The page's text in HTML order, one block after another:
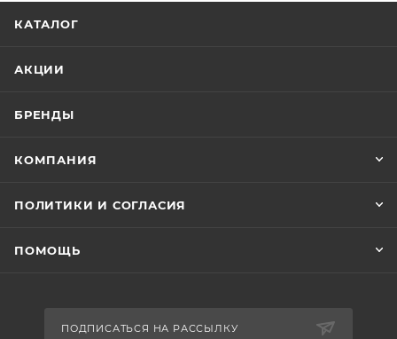
КАТАЛОГ
АКЦИИ
БРЕНДЫ
КОМПАНИЯ
ПОЛИТИКИ И СОГЛАСИЯ
ПОМОЩЬ
ПОДПИСАТЬСЯ НА РАССЫЛКУ